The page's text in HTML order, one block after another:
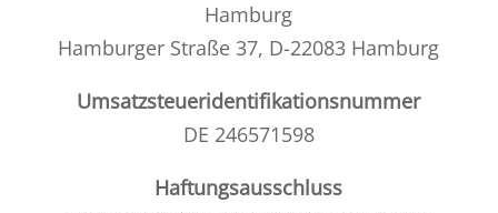
Hamburg
Hamburger Straße 37, D-22083 Hamburg
Umsatzsteueridentifikationsnummer
DE 246571598
Haftungsausschluss